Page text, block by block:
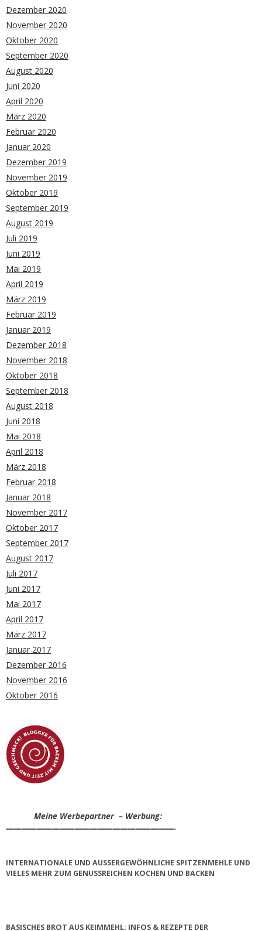
Dezember 2020
November 2020
Oktober 2020
September 2020
August 2020
Juni 2020
April 2020
März 2020
Februar 2020
Januar 2020
Dezember 2019
November 2019
Oktober 2019
September 2019
August 2019
Juli 2019
Juni 2019
Mai 2019
April 2019
März 2019
Februar 2019
Januar 2019
Dezember 2018
November 2018
Oktober 2018
September 2018
August 2018
Juni 2018
Mai 2018
April 2018
März 2018
Februar 2018
Januar 2018
November 2017
Oktober 2017
September 2017
August 2017
Juli 2017
Juni 2017
Mai 2017
April 2017
März 2017
Januar 2017
Dezember 2016
November 2016
Oktober 2016
Meine Werbepartner – Werbung:
——————————————————————-
INTERNATIONALE UND AUSSERGEWÖHNLICHE SPITZENMEHLE UND V
IELES MEHR ZUM GENUSSREICHEN KOCHEN UND BACKEN
BASISCHES BROT AUS KEIMMEHL: INFOS & REZEPTE DER